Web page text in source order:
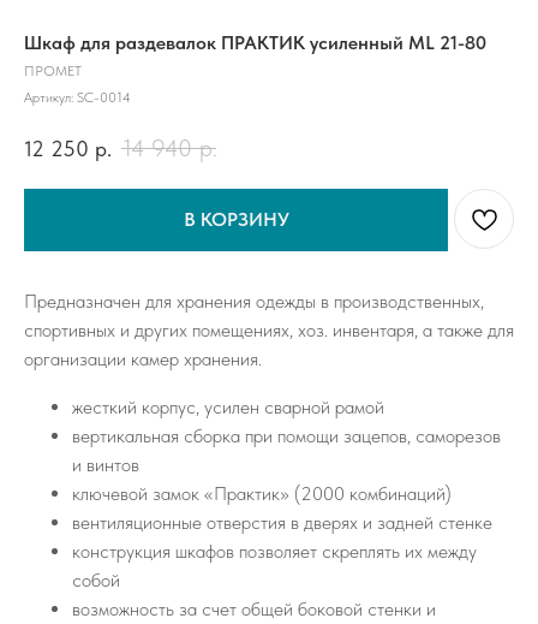
Шкаф для раздевалок ПРАКТИК усиленный ML 21-80
ПРОМЕТ
Артикул: SC-0014
12 250 р. 14 940 р.
В КОРЗИНУ
Предназначен для хранения одежды в производственных,
спортивных и других помещениях, хоз. инвентаря, а также для
организации камер хранения.
жесткий корпус, усилен сварной рамой
вертикальная сборка при помощи зацепов, саморезов
и винтов
ключевой замок «Практик» (2000 комбинаций)
вентиляционные отверстия в дверях и задней стенке
конструкция шкафов позволяет скреплять их между
собой
возможность за счет общей боковой стенки и